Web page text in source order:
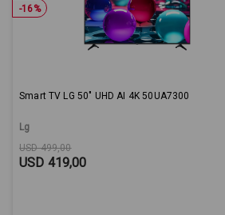
Smart TV LG 50" UHD AI 4K 50UA7300
Lg
Original price:
USD 499,00
Sale Price:
USD 419,00
-16%